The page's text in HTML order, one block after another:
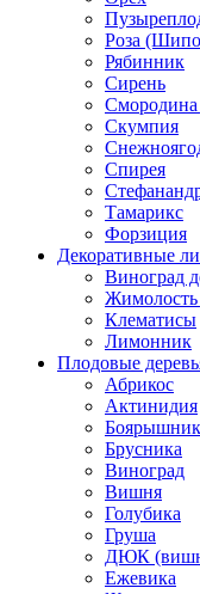
Роза
Рябинник
Сирень
Смородина
Скумпия
Спирея
Тамарикс
Форзиция
Декоративные
Виноград
Жимолость
Клематисы
Лимонник
Плодовые
Абрикос
Актинидия
Брусника
Виноград
Вишня
Голубика
Груша
ДЮК
Ежевика